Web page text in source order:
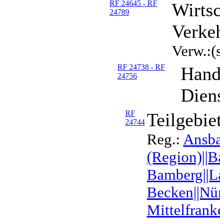
RF 24645 - RF
24789
RF 24738 - RF
24756
RF
24744
Reg.: